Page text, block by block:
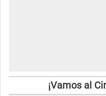
¡Vamos al